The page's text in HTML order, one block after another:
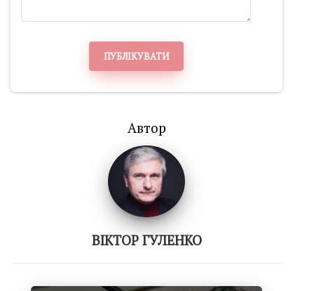
ПУБЛІКУВАТИ
Автор
ВІКТОР ГУЛЕНКО